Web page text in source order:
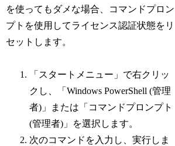
を使ってもダメな場合、コマンドプロン
プトを使用してライセンス認証状態をリ
セットします。
「スタートメニュー」で右クリッ
クし、「Windows PowerShell (管理
者)」または「コマンドプロンプト
(管理者)」を選択します。
次のコマンドを入力し、実行しま